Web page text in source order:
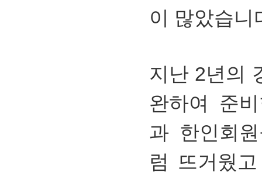
이 많았습
지난 2년의
완하여 준
과 한인회
럼 뜨거웠